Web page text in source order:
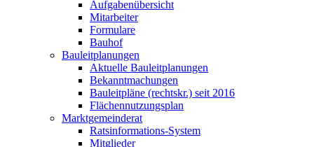
Aufgabenübersicht
Mitarbeiter
Formulare
Bauhof
Bauleitplanungen
Aktuelle Bauleitplanungen
Bekanntmachungen
Bauleitpläne (rechtskr.) seit 2016
Flächennutzungsplan
Marktgemeinderat
Ratsinformations-System
Mitglieder